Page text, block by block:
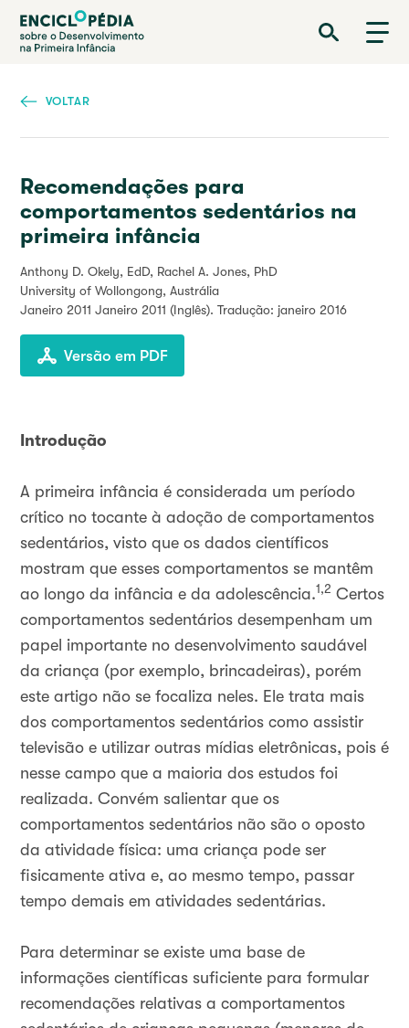
Passar
para
principal
Enciclopédia sobre o Desenvolvimento na Primeira Infância
VOLTAR
Recomendações para
comportamentos sedentários na
primeira infância
Anthony D. Okely, EdD, Rachel A. Jones, PhD
University of Wollongong, Austrália
Janeiro 2011 Janeiro 2011 (Inglês). Tradução: janeiro 2016
Versão em PDF
Introdução
A primeira infância é considerada um período
crítico no tocante à adoção de comportamentos
sedentários, visto que os dados científicos
mostram que esses comportamentos se mantêm
ao longo da infância e da adolescência.1,2 Certos
comportamentos sedentários desempenham um
papel importante no desenvolvimento saudável
da criança (por exemplo, brincadeiras), porém
este artigo não se focaliza neles. Ele trata mais
dos comportamentos sedentários como assistir
televisão e utilizar outras mídias eletrônicas, pois é
nesse campo que a maioria dos estudos foi
realizada. Convém salientar que os
comportamentos sedentários não são o oposto
da atividade física: uma criança pode ser
fisicamente ativa e, ao mesmo tempo, passar
tempo demais em atividades sedentárias.
Para determinar se existe uma base de
informações científicas suficiente para formular
recomendações relativas a comportamentos